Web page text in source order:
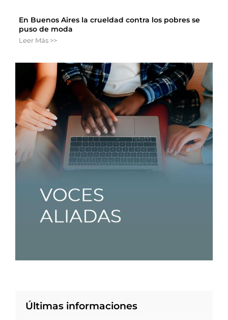
En Buenos Aires la crueldad contra los pobres se
puso de moda
Leer Más >>
Últimas informaciones